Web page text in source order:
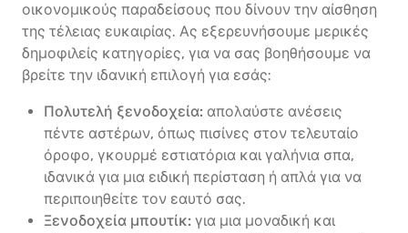
οικονομικούς παραδείσους που δίνουν την αίσθηση
της τέλειας ευκαιρίας. Ας εξερευνήσουμε μερικές
δημοφιλείς κατηγορίες, για να σας βοηθήσουμε να
βρείτε την ιδανική επιλογή για εσάς:
Πολυτελή ξενοδοχεία: απολαύστε ανέσεις
πέντε αστέρων, όπως πισίνες στον τελευταίο
όροφο, γκουρμέ εστιατόρια και γαλήνια σπα,
ιδανικά για μια ειδική περίσταση ή απλά για να
περιποιηθείτε τον εαυτό σας.
Ξενοδοχεία μπουτίκ: για μια μοναδική και